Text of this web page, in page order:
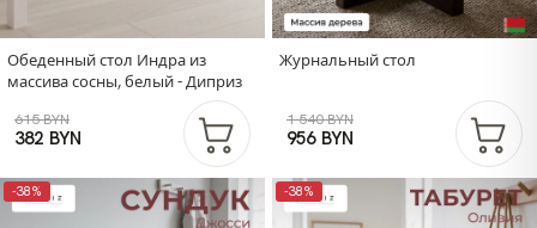
Обеденный стол Индра из
массива сосны, белый - Диприз
615 BYN
382 BYN
Журнальный стол
1 540 BYN
956 BYN
-38% -38%